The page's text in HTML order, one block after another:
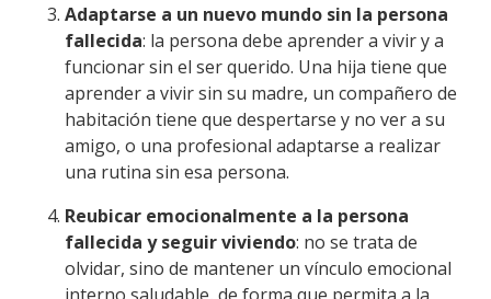
Adaptarse a un nuevo mundo sin la persona
fallecida: la persona debe aprender a vivir y a
funcionar sin el ser querido. Una hija tiene que
aprender a vivir sin su madre, un compañero de
habitación tiene que despertarse y no ver a su
amigo, o una profesional adaptarse a realizar
una rutina sin esa persona.
Reubicar emocionalmente a la persona
fallecida y seguir viviendo: no se trata de
olvidar, sino de mantener un vínculo emocional